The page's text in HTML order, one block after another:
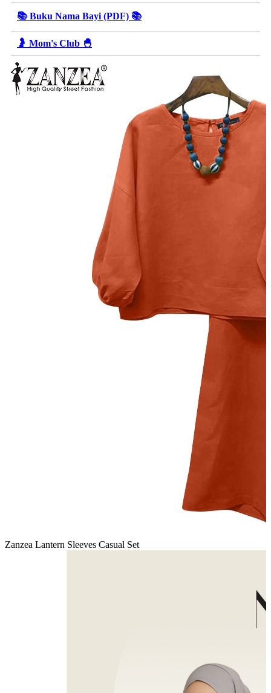
📚 Buku Nama Bayi (PDF) 📚
🤰 Mom's Club 🐣
Zanzea Lantern Sleeves Casual Set